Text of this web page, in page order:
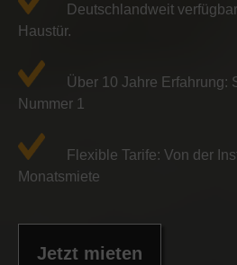
Deutschlandweit
Haustür.
Über 10 Jahre Erfahrung:
Nummer 1
Flexible Tarife: Von der
Monatsmiete
Jetzt mieten